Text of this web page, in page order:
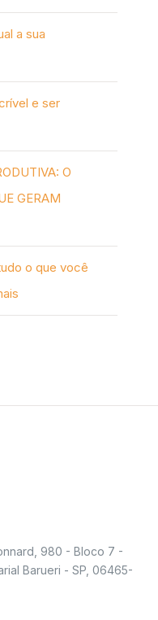
a sua
e ser
O
GERAM
o que você
980 - Bloco 7 -
Barueri - SP, 06465-